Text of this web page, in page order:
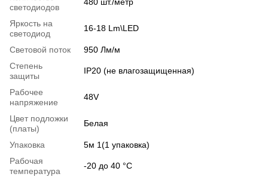
светодиодов
Яркость на
светодиод
16-18 Lm\LED
Световой поток
950 Лм/м
Степень
защиты
IP20 (не влагозащищенная)
Рабочее
напряжение
48V
Цвет подложки
(платы)
Белая
Упаковка
5м 1(1 упаковка)
Рабочая
температура
-20 до 40 °C